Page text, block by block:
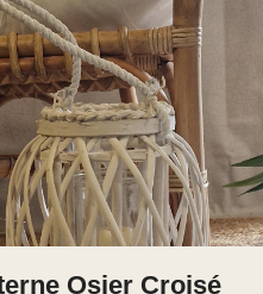
Osier Croisé